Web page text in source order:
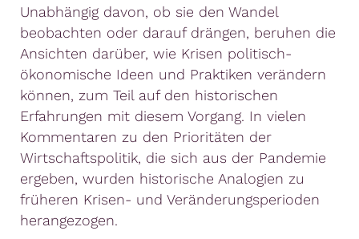
Unabhängig davon, ob sie den Wandel
beobachten oder darauf drängen, beruhen die
Ansichten darüber, wie Krisen politisch-
ökonomische Ideen und Praktiken verändern
können, zum Teil auf den historischen
Erfahrungen mit diesem Vorgang. In vielen
Kommentaren zu den Prioritäten der
Wirtschaftspolitik, die sich aus der Pandemie
ergeben, wurden historische Analogien zu
früheren Krisen- und Veränderungsperioden
herangezogen.